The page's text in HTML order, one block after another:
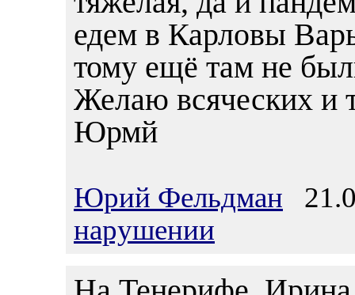
едем в Карловы
тому ещё там не
Желаю всяческих и
Юрмй
Юрий Фельдман
нарушении